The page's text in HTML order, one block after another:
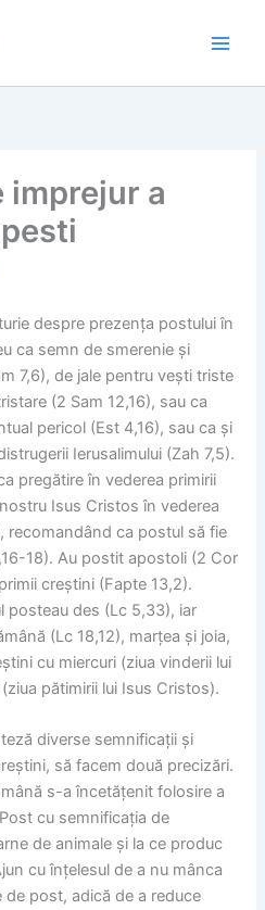
imprejur a
despre prezența postului în
ca semn de smerenie și
7,6), de jale pentru vești triste
(2 Sam 12,16), sau ca
pericol (Est 4,16), sau ca și
Ierusalimului (Zah 7,5).
pregătire în vederea primirii
Isus Cristos în vederea
recomandând ca postul să fie
18). Au postit apostoli (2 Cor
creștini (Fapte 13,2).
posteau des (Lc 5,33), iar
(Lc 18,12), marțea și joia,
cu miercuri (ziua vinderii lui
pătimirii lui Isus Cristos).
diverse semnificații și
să facem două precizări.
s-a încetățenit folosire a
cu semnificația de
de animale și la ce produc
cu înțelesul de a nu mânca
post, adică de a reduce